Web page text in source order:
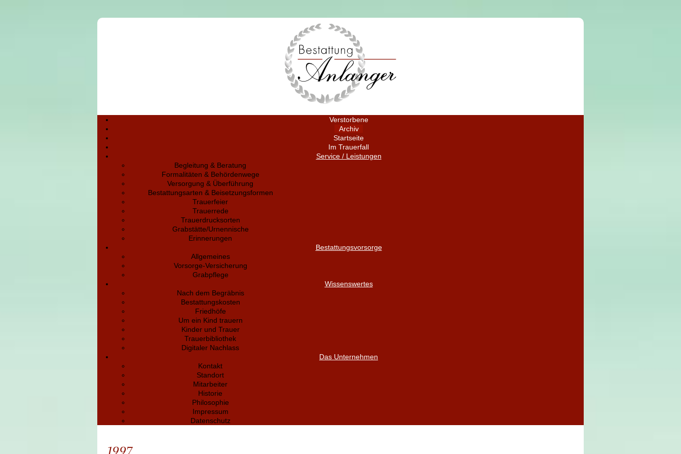
Verstorbene
Archiv
Startseite
Im Trauerfall
Service / Leistungen
Begleitung & Beratung
Formalitäten & Behördenwege
Versorgung & Überführung
Bestattungsarten & Beisetzungsformen
Trauerfeier
Trauerrede
Trauerdrucksorten
Grabstätte/Urnennische
Erinnerungen
Bestattungsvorsorge
Allgemeines
Vorsorge-Versicherung
Grabpflege
Wissenswertes
Nach dem Begräbnis
Bestattungskosten
Friedhöfe
Um ein Kind trauern
Kinder und Trauer
Trauerbibliothek
Digitaler Nachlass
Das Unternehmen
Kontakt
Standort
Mitarbeiter
Historie
Philosophie
Impressum
Datenschutz